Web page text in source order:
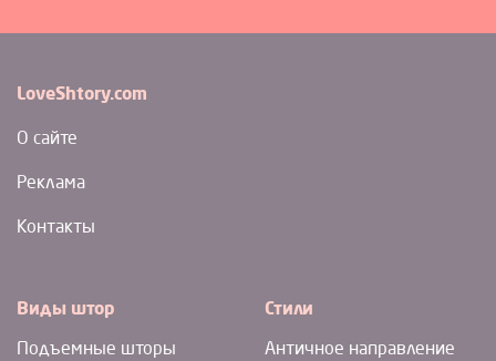
LoveShtory.com
О сайте
Реклама
Контакты
Виды штор
Подъемные шторы
Стили
Античное направление